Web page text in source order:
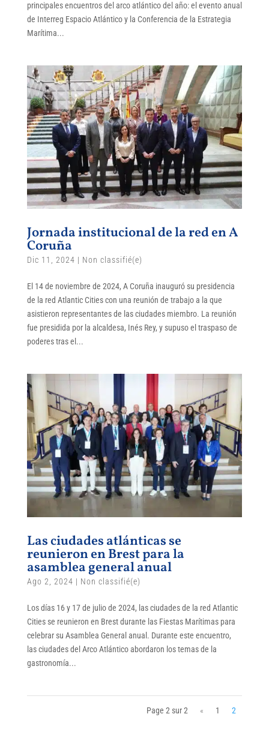
principales encuentros del arco atlántico del año: el evento anual
de Interreg Espacio Atlántico y la Conferencia de la Estrategia
Marítima...
Jornada institucional de la red en A
Coruña
Dic 11, 2024 | Non classifié(e)
El 14 de noviembre de 2024, A Coruña inauguró su presidencia
de la red Atlantic Cities con una reunión de trabajo a la que
asistieron representantes de las ciudades miembro. La reunión
fue presidida por la alcaldesa, Inés Rey, y supuso el traspaso de
poderes tras el...
Las ciudades atlánticas se
reunieron en Brest para la
asamblea general anual
Ago 2, 2024 | Non classifié(e)
Los días 16 y 17 de julio de 2024, las ciudades de la red Atlantic
Cities se reunieron en Brest durante las Fiestas Marítimas para
celebrar su Asamblea General anual. Durante este encuentro,
las ciudades del Arco Atlántico abordaron los temas de la
gastronomía...
Page 2 sur 2 « 1 2